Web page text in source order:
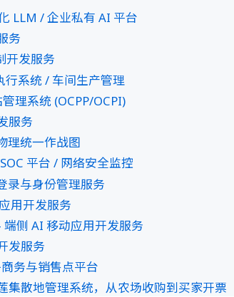
LLM / 企业私有 AI 平台
务
开发服务
系统 / 车间生产管理
理系统 (OCPP/OCPI)
服务
理统一作战图
平台 / 网络安全监控
录与身份管理服务
用开发服务
侧 AI 移动应用开发服务
发服务
务与销售点平台
散地管理系统，从农场收购到买家开票